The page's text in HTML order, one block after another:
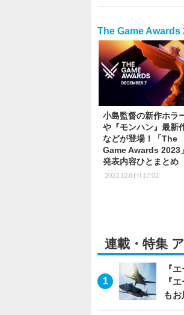
The Game Awards
小島監督の新作ホラ
や『モンハン』最新
などが登場！「The
Game Awards 2023」
発表内容ひとまとめ
2023.12.8 Fri 17:02
連載・特集
『
『
もお